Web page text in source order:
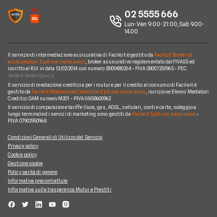
Chi siamo
Perché scegliere Facile.it
Mappa del sito
Prestiti Microcredito
Migliori Prestiti
Prestito per ristrutturazione
Prestiti per giovani
BNL
Fineco
Poste Italiane
Banche e finanziarie
Argomenti in evidenza Prestiti 02 5555 666
Lun-Ven 9:00-21:00; Sab 9.00-
14.00
Il servizio di intermediazione assicurativa di Facile.it è gestito da Facile.it Broker di
assicurazioni S.p.A. con socio unico, broker assicurativo regolamentato dall'IVASS ed
iscritto al RUI in data 13/02/2014 con numero B000480264 • P.IVA 08007250965 • PEC
Il servizio di mediazione creditizia per i mutui e per il credito al consumo di Facile.it è
gestito da Facile.it Mediazione Creditizia S.p.A. con socio unico , iscrizione Elenco Mediatori
Creditizi OAM numero M201 • P.IVA 06158600962
Il servizio di comparazione tariffe (luce, gas, ADSL, cellulari, conti e carte, noleggio a
lungo termine) ed i servizi di marketing sono gestiti da Facile.it S.p.A. con socio unico•
P.IVA 07902950968
Condizioni Generali di Utilizzo del Servizio
Privacy policy
Cookie policy
Gestione cookie
Policy parità di genere
Informativa precontrattule
Informativa sulla trasparenza Mutui e Prestiti